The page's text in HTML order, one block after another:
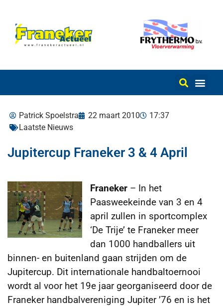
Patrick Spoelstra 22 maart 2010
17:37
Laatste Nieuws
Jupitercup Franeker 3 & 4 April
Franeker – In het
Paasweekeinde van 3 en 4
april zullen in sportcomplex
‘De Trije’ te Franeker meer
dan 1000 handballers uit
binnen- en buitenland gaan strijden om de
Jupitercup. Dit internationale handbaltoernooi
wordt al voor het 19e jaar georganiseerd door de
Franeker handbalvereniging Jupiter ’76 en is het